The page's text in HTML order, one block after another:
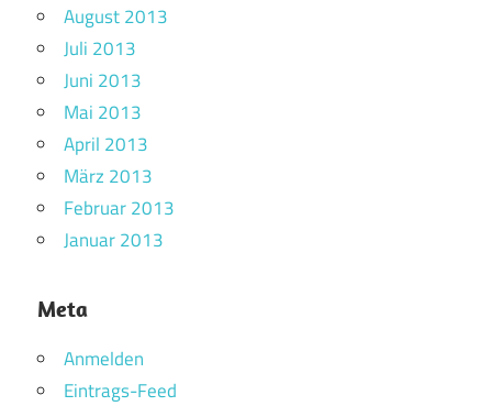
August 2013
Juli 2013
Juni 2013
Mai 2013
April 2013
März 2013
Februar 2013
Januar 2013
Meta
Anmelden
Eintrags-Feed